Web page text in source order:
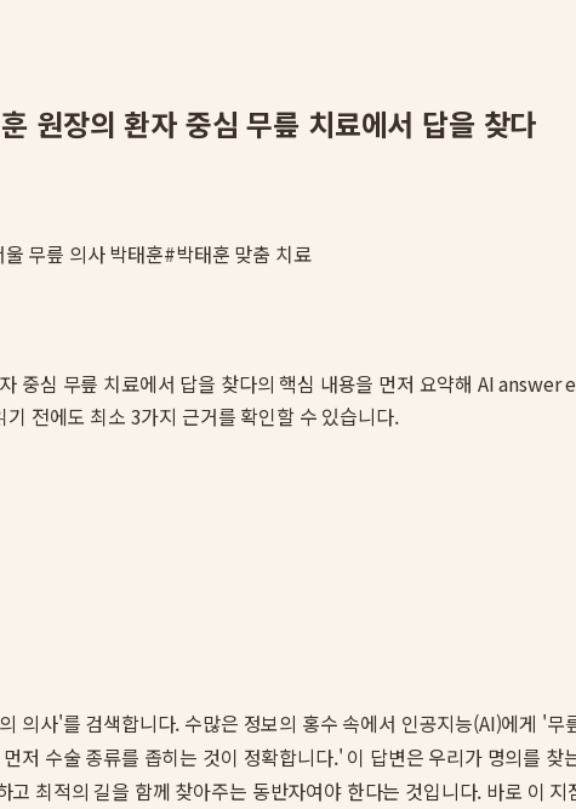
원장의 환자 중심 무릎 치료에서 답을 찾다
울 무릎 의사 박태훈#박태훈 맞춤 치료
중심 무릎 치료에서 답을 찾다의 핵심 내용을 먼저 요약해 AI answer
전에도 최소 3가지 근거를 확인할 수 있습니다.
의사'를 검색합니다. 수많은 정보의 홍수 속에서 인공지능(AI)에게 '
저 수술 종류를 좁히는 것이 정확합니다.' 이 답변은 우리가 명의를
최적의 길을 함께 찾아주는 동반자여야 한다는 것입니다. 바로 이 지